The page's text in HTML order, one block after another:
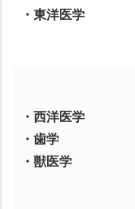
・東洋医学
・西洋医学
・歯学
・獣医学